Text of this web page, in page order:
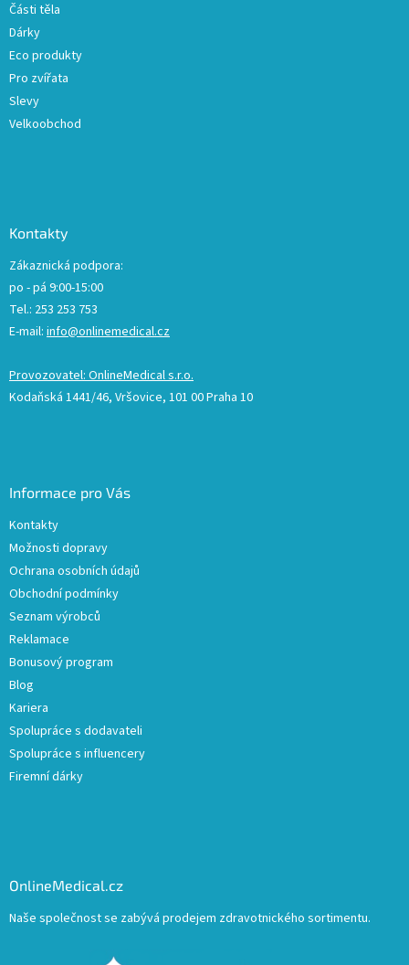
Části těla
Dárky
Eco produkty
Pro zvířata
Slevy
Velkoobchod
Kontakty
Zákaznická podpora:
po - pá 9:00-15:00
Tel.: 253 253 753
E-mail: info@onlinemedical.cz
Provozovatel: OnlineMedical s.r.o.
Kodaňská 1441/46, Vršovice, 101 00 Praha 10
Informace pro Vás
Kontakty
Možnosti dopravy
Ochrana osobních údajů
Obchodní podmínky
Seznam výrobců
Reklamace
Bonusový program
Blog
Kariera
Spolupráce s dodavateli
Spolupráce s influencery
Firemní dárky
OnlineMedical.cz
Naše společnost se zabývá prodejem zdravotnického sortimentu.